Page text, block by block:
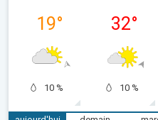
19°
10 %
32°
10 %